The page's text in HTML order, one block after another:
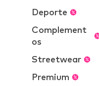
Deporte
Complement
os
Streetwear
Premium